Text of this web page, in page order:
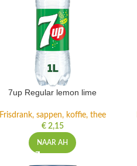
7up Regular lemon lime
Frisdrank, sappen, koffie, thee
€2,15
NAAR AH